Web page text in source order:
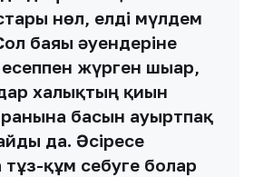
нөл, елді мүлдем
баяғы әуендеріне
жүрген шығар,
халықтың қиын
басын ауыртпақ
да. Әсіресе
тұз-құм себуге болар